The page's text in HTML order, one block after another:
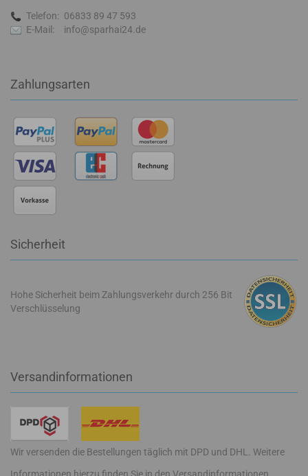
Telefon: 06833 89 47 593
E-Mail:
info@sparhai24.de
Zahlungsarten
Sicherheit
Hohe Sicherheit beim Zahlungsverkehr durch 256 Bit
Verschlüsselung
Versandinformationen
Wir versenden die Bestellungen täglich mit DPD und DHL. Weitere